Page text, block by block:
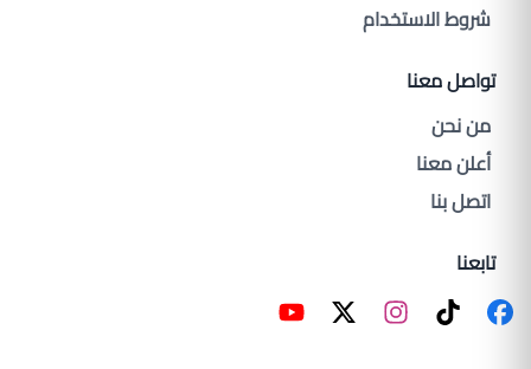
شروط الاستخدام
تواصل معنا
من نحن
أعلن معنا
اتصل بنا
تابعنا